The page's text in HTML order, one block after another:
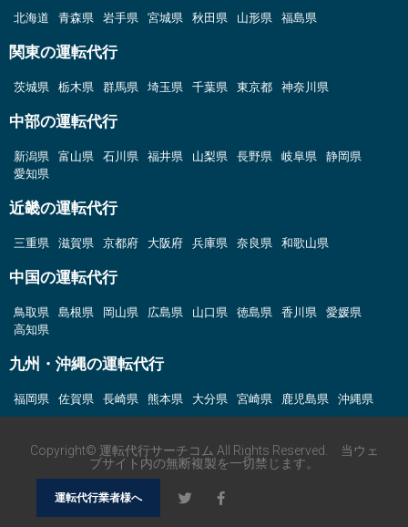
北海道 青森県 岩手県 宮城県 秋田県 山形県 福島県
関東の運転代行
茨城県 栃木県 群馬県 埼玉県 千葉県 東京都 神奈川県
中部の運転代行
新潟県 富山県 石川県 福井県 山梨県 長野県 岐阜県
静岡県
愛知県
近畿の運転代行
三重県 滋賀県 京都府 大阪府 兵庫県 奈良県 和歌山県
中国の運転代行
鳥取県 島根県 岡山県 広島県 山口県 徳島県 香川県
愛媛県
高知県
九州・沖縄の運転代行
福岡県 佐賀県 長崎県 熊本県 大分県 宮崎県 鹿児島県 沖縄県
Copyright© 運転代行サーチコム All Rights Reserved. 当ウェ
ブサイト内の無断複製を一切禁じます。
運転代行業者様へ